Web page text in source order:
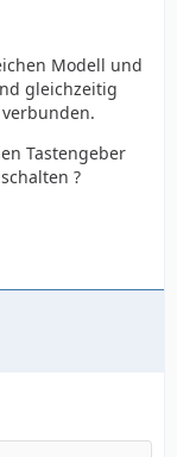
Modell und
gleichzeitig
Tastengeber
?